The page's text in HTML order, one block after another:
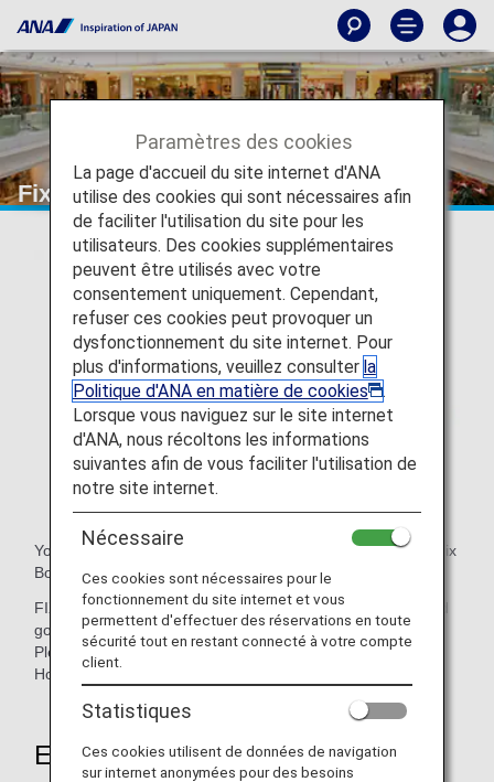
Fixbox Worldwide Movers
You can earn ANA miles by using the moving service with Fix
Box.
FIXBOX has experienced staff to send important household
goods to the world more safely and surely.
Please use FIX BOX, where you can earn ANA miles, for
House moving.
Earning Miles
Paramètres des cookies
La page d'accueil du site internet d'ANA
utilise des cookies qui sont nécessaires afin
de faciliter l'utilisation du site pour les
utilisateurs. Des cookies supplémentaires
peuvent être utilisés avec votre
consentement uniquement. Cependant,
refuser ces cookies peut provoquer un
dysfonctionnement du site internet. Pour
plus d'informations, veuillez consulter la
Politique d'ANA en matière de cookies
.
Lorsque vous naviguez sur le site internet
d'ANA, nous récoltons les informations
suivantes afin de vous faciliter l'utilisation de
notre site internet.
Nécessaire
Ces cookies sont nécessaires pour le
fonctionnement du site internet et vous
permettent d'effectuer des réservations en toute
sécurité tout en restant connecté à votre compte
client.
Statistiques
Ces cookies utilisent de données de navigation
sur internet anonymées pour des besoins